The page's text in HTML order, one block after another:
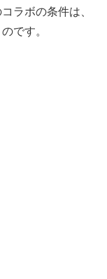
ラボの条件は、
です。